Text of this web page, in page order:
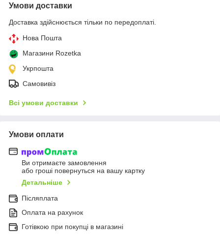
Умови доставки
Доставка здійснюється тільки по передоплаті.
Нова Пошта
Магазини Rozetka
Укрпошта
Самовивіз
Всі умови доставки
Умови оплати
Ви отримаєте замовлення
або гроші повернуться на вашу картку
Детальніше
Післяплата
Оплата на рахунок
Готівкою при покупці в магазині